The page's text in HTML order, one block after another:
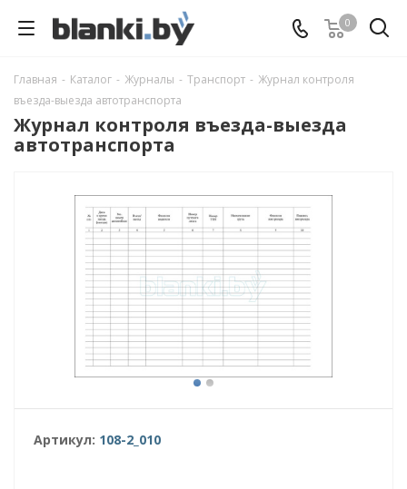
0
Главная - Каталог - Журналы - Транспорт - Журнал контроля
въезда-выезда автотранспорта
Журнал контроля въезда-выезда
автотранспорта
Артикул: 108-2_010